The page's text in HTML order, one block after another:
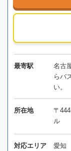
最寄駅
名古
らバ
い。
所在地
〒
ル
対応エリア 愛知